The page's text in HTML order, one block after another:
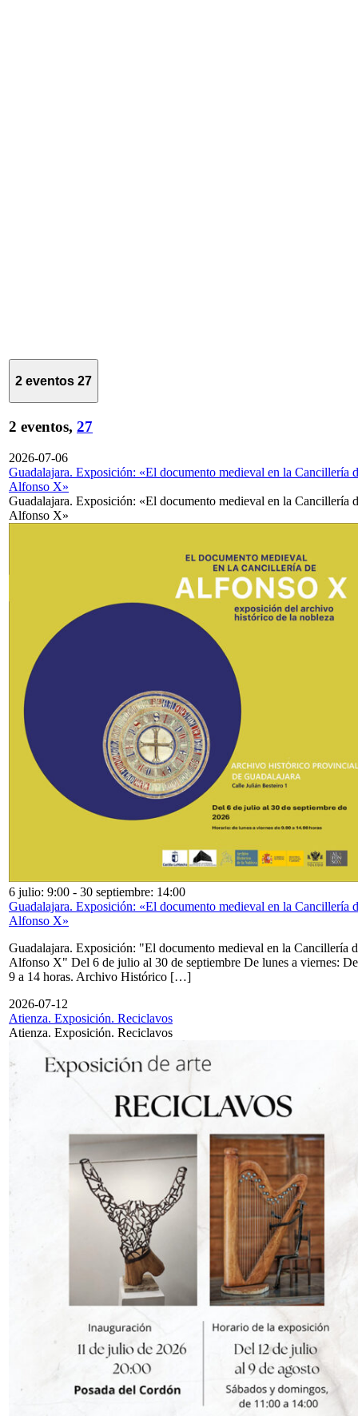
2 eventos 27
2 eventos, 27
2026-07-06
Guadalajara. Exposición: «El documento medieval en la Cancillería
Alfonso X»
Guadalajara. Exposición: «El documento medieval en la Cancillería
Alfonso X»
6 julio: 9:00 - 30 septiembre: 14:00
Guadalajara. Exposición: «El documento medieval en la Cancillería
Alfonso X»
Guadalajara. Exposición: "El documento medieval en la Cancillería
Alfonso X" Del 6 de julio al 30 de septiembre De lunes a viernes: De
9 a 14 horas. Archivo Histórico […]
2026-07-12
Atienza. Exposición. Reciclavos
Atienza. Exposición. Reciclavos